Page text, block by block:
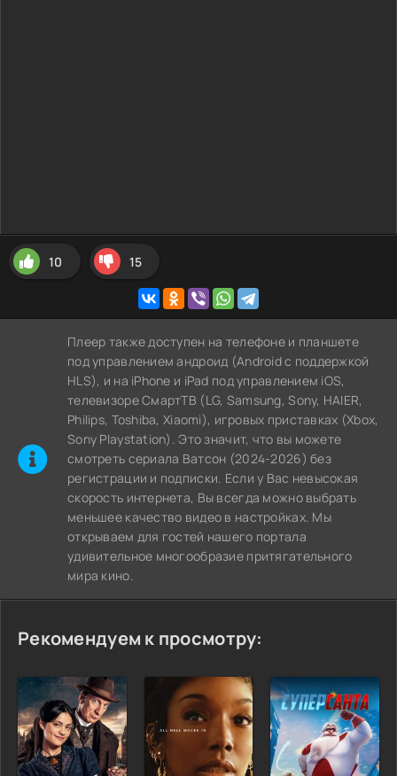
10 15
Плеер также доступен на телефоне и планшете
под управлением андроид (Android с поддержкой
HLS), и на iPhone и iPad под управлением iOS,
телевизоре СмартТВ (LG, Samsung, Sony, HAIER,
Philips, Toshiba, Xiaomi), игровых приставках (Xbox,
Sony Playstation). Это значит, что вы можете
cмотреть сериала Ватсон (2024-2026) без
регистрации и подписки. Если у Вас невысокая
скорость интернета, Вы всегда можно выбрать
меньшее качество видео в настройках. Мы
открываем для гостей нашего портала
удивительное многообразие притягательного
мира кино.
Рекомендуем к просмотру: